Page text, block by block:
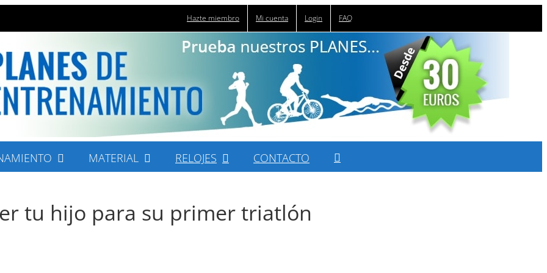
Hazte miembro Mi cuenta Login FAQ
MATERIAL RELOJES CONTACTO
tu hijo para su primer triatlón